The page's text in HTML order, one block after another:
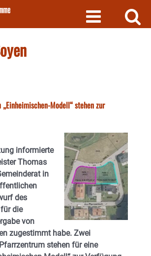
Modell“ stehen zur
informierte
Thomas
in
des
die
von
zugestimmt habe. Zwei
stehen für eine